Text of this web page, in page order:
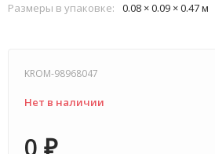
Размеры в упаковке:
0.08 × 0.09 × 0.47 м
KROM-98968047
Нет в наличии
0 ₽